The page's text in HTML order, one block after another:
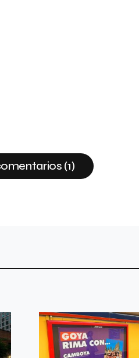
(1)